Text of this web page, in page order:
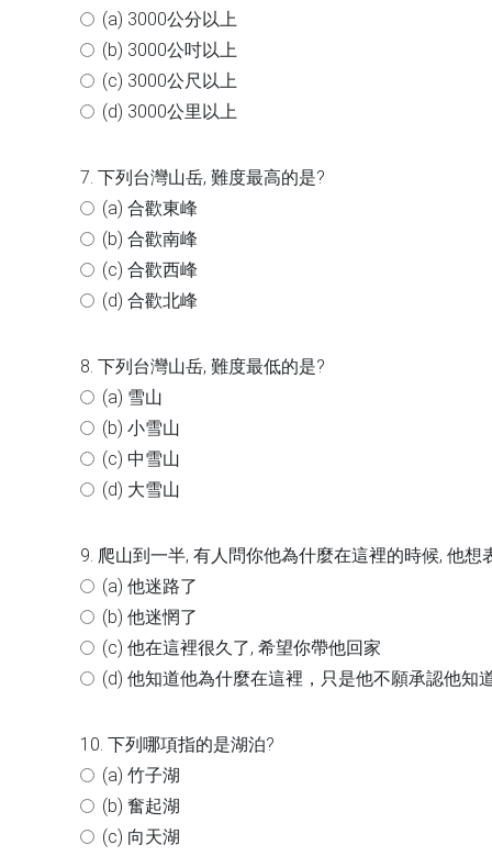
(a) 3000公分以上
(b) 3000公吋以上
(c) 3000公尺以上
(d) 3000公里以上
7. 下列台灣山岳, 難度最高的是?
(a) 合歡東峰
(b) 合歡南峰
(c) 合歡西峰
(d) 合歡北峰
8. 下列台灣山岳, 難度最低的是?
(a) 雪山
(b) 小雪山
(c) 中雪山
(d) 大雪山
9. 爬山到一半, 有人問你他為什麼在這裡的時候, 他想
(a) 他迷路了
(b) 他迷惘了
(c) 他在這裡很久了, 希望你帶他回家
(d) 他知道他為什麼在這裡，只是他不願承認他知
10. 下列哪項指的是湖泊?
(a) 竹子湖
(b) 奮起湖
(c) 向天湖